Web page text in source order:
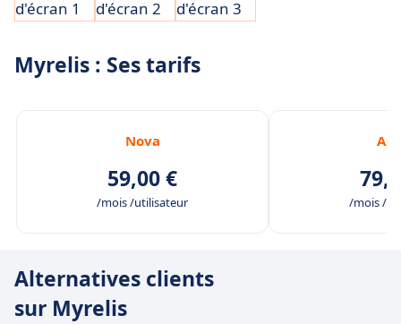
Myrelis : Ses tarifs
Nova
59,00 €
/mois /utilisateur /mois /
Alternatives clients
sur Myrelis